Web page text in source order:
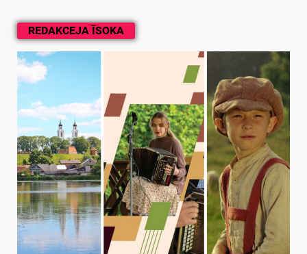
REDAKCEJA ĪSOKA